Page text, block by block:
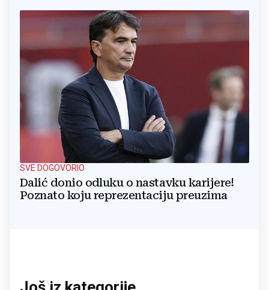
SVE DOGOVORIO
Dalić donio odluku o nastavku karijere!
Poznato koju reprezentaciju preuzima